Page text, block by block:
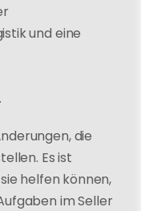
und eine
die
Es ist
helfen können,
im Seller